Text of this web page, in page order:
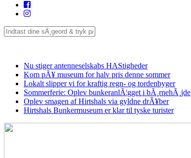
Nu stiger antenneselskabs HAStigheder
Kom pÃ¥ museum for halv pris denne sommer
Lokalt slipper vi for kraftig regn- og tordenbyger
Sommerferie: Oplev bunkeranlÃ¦gget i bÃ¸rnehÃ¸jde
Oplev smagen af Hirtshals via gyldne drÃ¥ber
Hirtshals Bunkermuseum er klar til tyske turister